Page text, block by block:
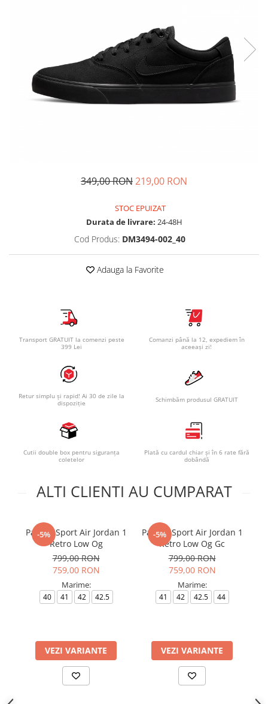
Pantaloni scurti Copii
Accesorii
Ingrijire incaltaminte
349,00 RON219,00 RON
STOC EPUIZAT
Durata de livrare: 24-48H
Cod Produs: DM3494-002_40
Adauga la Favorite
Transport GRATUIT la comenzi peste
399 Lei
Comanzi până la 12, expediem în
aceeași zi!
Retur simplu și rapid! Ai 30 de zile la
dispoziție
Schimbăm produsul GRATUIT
Cutii double box pentru siguranța
coletelor
Plată cu cardul chiar și în 6 rate fără
dobândă
ALTI CLIENTI AU CUMPARAT
-5%
Pantofi Sport Air Jordan 1
Retro Low Og
799,00 RON
759,00 RON
Marime:
40 41 42 42.5
VEZI VARIANTE
-5%
Pantofi Sport Air Jordan 1
Retro Low Og Gc
799,00 RON
759,00 RON
Marime:
41 42 42.5 44
VEZI VARIANTE